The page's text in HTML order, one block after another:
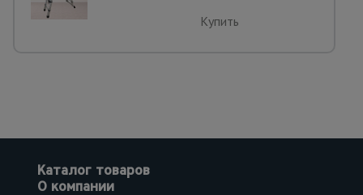
Купить
Каталог товаров
О компании